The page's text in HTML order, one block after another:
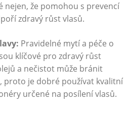
nejen, že pomohou s prevencí
zdravý růst vlasů.
Pravidelné mytí a péče o
klíčové pro zdravý růst
a nečistot může bránit
proto je dobré používat kvalitní
určené na posílení vlasů.